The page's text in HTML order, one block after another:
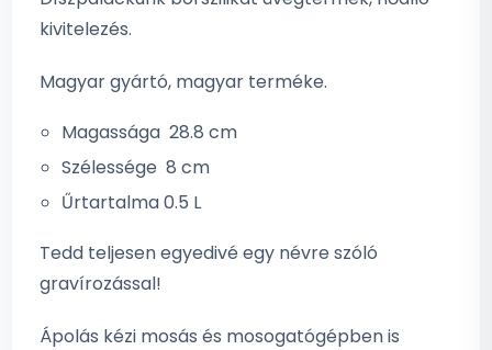
kivitelezés.
Magyar gyártó, magyar terméke.
Magassága 28.8 cm
Szélessége 8 cm
Űrtartalma 0.5 L
Tedd teljesen egyedivé egy névre szóló
gravírozással!
Ápolás kézi mosás és mosogatógépben is